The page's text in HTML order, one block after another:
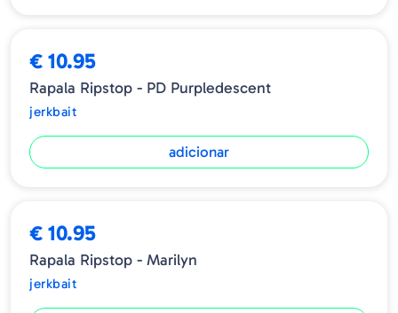
€ 10.95
Rapala Ripstop - PD Purpledescent
jerkbait
adicionar
€ 10.95
Rapala Ripstop - Marilyn
jerkbait